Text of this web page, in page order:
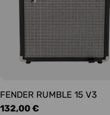
FENDER RUMBLE 15 V3
Precio
132,00 €